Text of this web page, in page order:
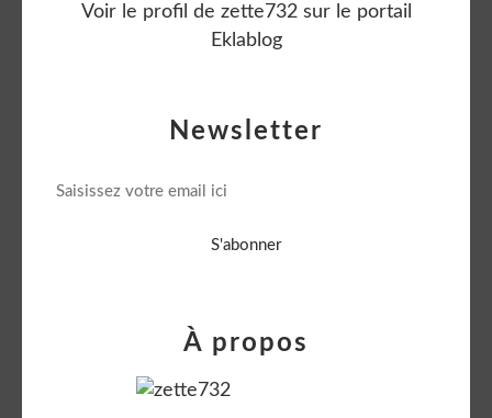
Newsletter
Voir le profil de zette732sur le portail
Eklablog
À propos